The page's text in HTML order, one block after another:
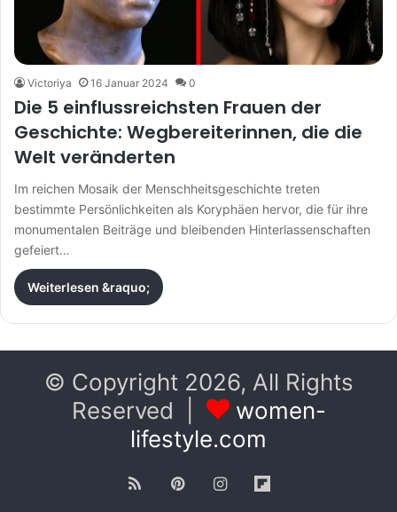
Victoriya 16 Januar 2024 0
Die 5 einflussreichsten Frauen der
Geschichte: Wegbereiterinnen, die die
Welt veränderten
Im reichen Mosaik der Menschheitsgeschichte treten
bestimmte Persönlichkeiten als Koryphäen hervor, die für ihre
monumentalen Beiträge und bleibenden Hinterlassenschaften
gefeiert…
Weiterlesen &raquo;
© Copyright 2026, All Rights
Reserved |
women-
lifestyle.com
RSS PinterestInstagram